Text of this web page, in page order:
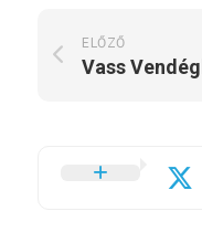
ELŐZŐ
Vass